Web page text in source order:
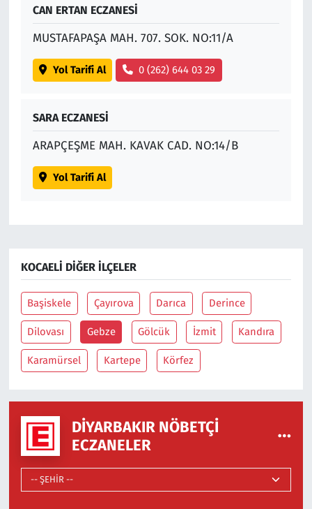
CAN ERTAN ECZANESİ
MUSTAFAPAŞA MAH. 707. SOK. NO:11/A
Yol Tarifi Al 0 (262) 644 03 29
SARA ECZANESİ
ARAPÇEŞME MAH. KAVAK CAD. NO:14/B
Yol Tarifi Al
KOCAELI DIĞER İLÇELER
Başiskele Çayırova Darıca Derince
Dilovası Gebze Gölcük İzmit Kandıra
Karamürsel Kartepe Körfez
DIYARBAKIR NÖBETÇI
ECZANELER